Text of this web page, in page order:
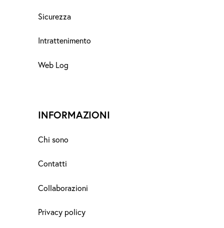
Sicurezza
Intrattenimento
Web Log
INFORMAZIONI
Chi sono
Contatti
Collaborazioni
Privacy policy